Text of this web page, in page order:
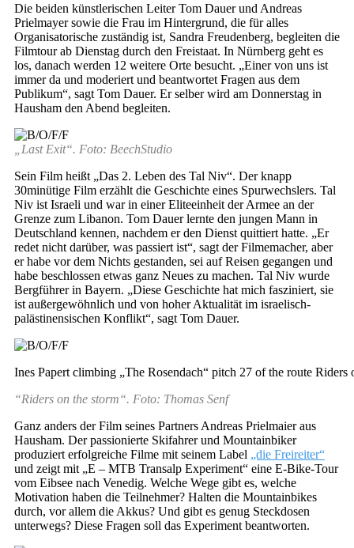
Die beiden künstlerischen Leiter Tom Dauer und Andreas
Prielmayer sowie die Frau im Hintergrund, die für alles
Organisatorische zuständig ist, Sandra Freudenberg, begleiten die
Filmtour ab Dienstag durch den Freistaat. In Nürnberg geht es
los, danach werden 12 weitere Orte besucht. „Einer von uns ist
immer da und moderiert und beantwortet Fragen aus dem
Publikum“, sagt Tom Dauer. Er selber wird am Donnerstag in
Hausham den Abend begleiten.
„Last Exit“. Foto: BeechStudio
Sein Film heißt „Das 2. Leben des Tal Niv“. Der knapp
30minütige Film erzählt die Geschichte eines Spurwechslers. Tal
Niv ist Israeli und war in einer Eliteeinheit der Armee an der
Grenze zum Libanon. Tom Dauer lernte den jungen Mann in
Deutschland kennen, nachdem er den Dienst quittiert hatte. „Er
redet nicht darüber, was passiert ist“, sagt der Filmemacher, aber
er habe vor dem Nichts gestanden, sei auf Reisen gegangen und
habe beschlossen etwas ganz Neues zu machen. Tal Niv wurde
Bergführer in Bayern. „Diese Geschichte hat mich fasziniert, sie
ist außergewöhnlich und von hoher Aktualität im israelisch-
palästinensischen Konflikt“, sagt Tom Dauer.
Ines Papert climbing „The Rosendach“ pitch 27 of the route Riders
“Riders on the storm“. Foto: Thomas Senf
Ganz anders der Film seines Partners Andreas Prielmaier aus
Hausham. Der passionierte Skifahrer und Mountainbiker
produziert erfolgreiche Filme mit seinem Label „die Freireiter“
und zeigt mit „E – MTB Transalp Experiment“ eine E-Bike-Tour
vom Eibsee nach Venedig. Welche Wege gibt es, welche
Motivation haben die Teilnehmer? Halten die Mountainbikes
durch, vor allem die Akkus? Und gibt es genug Steckdosen
unterwegs? Diese Fragen soll das Experiment beantworten.